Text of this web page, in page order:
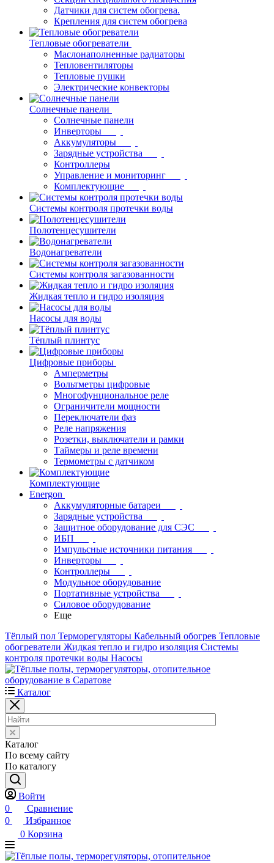
Датчики для систем обогрева.
Крепления для систем обогрева
Тепловые обогреватели
Маслонаполненные радиаторы
Тепловентиляторы
Тепловые пушки
Электрические конвекторы
Солнечные панели
Солнечные панели
Инверторы
Аккумуляторы
Зарядные устройства
Контроллеры
Управление и мониторинг
Комплектующие
Системы контроля протечки воды
Полотенцесушители
Водонагреватели
Системы контроля загазованности
Жидкая тепло и гидро изоляция
Насосы для воды
Тёплый плинтус
Цифровые приборы
Амперметры
Вольтметры цифровые
Многофунциональное реле
Ограничители мощности
Переключатели фаз
Реле напряжения
Розетки, выключатели и рамки
Таймеры и реле времени
Термометры c датчиком
Комплектующие
Energon
Аккумуляторные батареи
Зарядные устройства
Защитное оборудование для СЭС
ИБП
Импульсные источники питания
Инверторы
Контроллеры
Модульное оборудование
Портативные устройства
Силовое оборудование
Еще
Тёплый пол Терморегуляторы Кабельный обогрев Тепловые
обогреватели Жидкая тепло и гидро изоляция Системы
контроля протечки воды Насосы
Каталог
Каталог
По всему сайту
По каталогу
Войти
0
Сравнение
0
Избранное
0 Корзина